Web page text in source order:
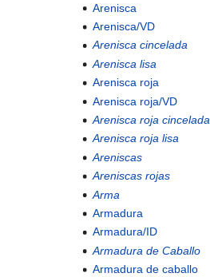
Arenisca
Arenisca/VD
Arenisca cincelada
Arenisca lisa
Arenisca roja
Arenisca roja/VD
Arenisca roja cincelada
Arenisca roja lisa
Areniscas
Areniscas rojas
Arma
Armadura
Armadura/ID
Armadura de Caballo
Armadura de caballo